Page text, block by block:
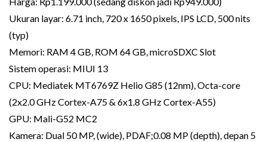
Ukuran layar: 6.71 inch, 720 x 1650 pixels, IPS LCD, 500 nits
(typ)
Memori: RAM 4 GB, ROM 64 GB, microSDXC Slot
Sistem operasi: MIUI 13
CPU: Mediatek MT6769Z Helio G85 (12nm), Octa-core
(2x2.0 GHz Cortex-A75 & 6x1.8 GHz Cortex-A55)
GPU: Mali-G52 MC2
Kamera: Dual 50 MP, (wide), PDAF;0.08 MP (depth), depan 5